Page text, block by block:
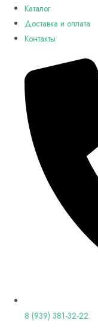
Каталог
Доставка и оплата
Контакты
8 (939) 381-32-22